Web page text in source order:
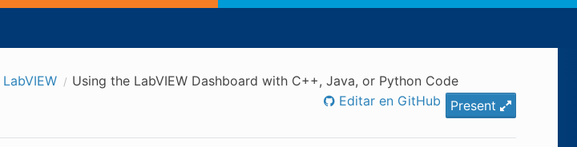
Using the LabVIEW Dashboard with C++, Java, or Python Code
Present
Editar en GitHub